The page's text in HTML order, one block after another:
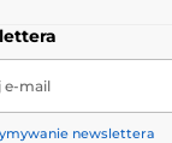
e-mail
newslettera